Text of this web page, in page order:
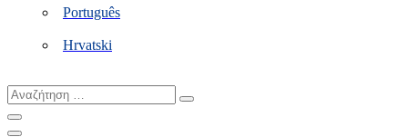
Português
Hrvatski
Αναζήτηση
…